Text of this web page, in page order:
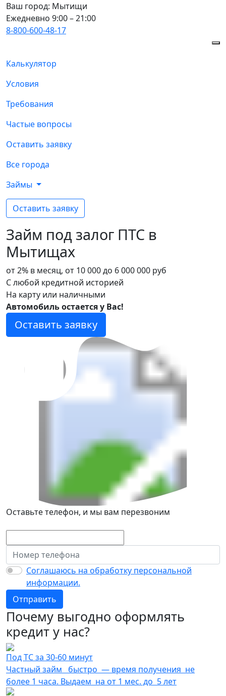
Ваш город: Мытищи
Ежедневно 9:00 – 21:00
8-800-600-48-17
Калькулятор
Условия
Требования
Частые вопросы
Оставить заявку
Все города
Займы
Оставить заявку
Займ под залог ПТС в
Мытищах
от 2% в месяц, от 10 000 до 6 000 000 руб
С любой кредитной историей
На карту или наличными
Автомобиль остается у Вас!
Оставить заявку
Оставьте телефон, и мы вам перезвоним
Соглашаюсь на обработку персональной
информации.
Отправить
Почему выгодно оформлять
кредит у нас?
Под ТС за 30-60 минут
Частный займ быстро — время получения не
более 1 часа. Выдаем на от 1 мес. до 5 лет